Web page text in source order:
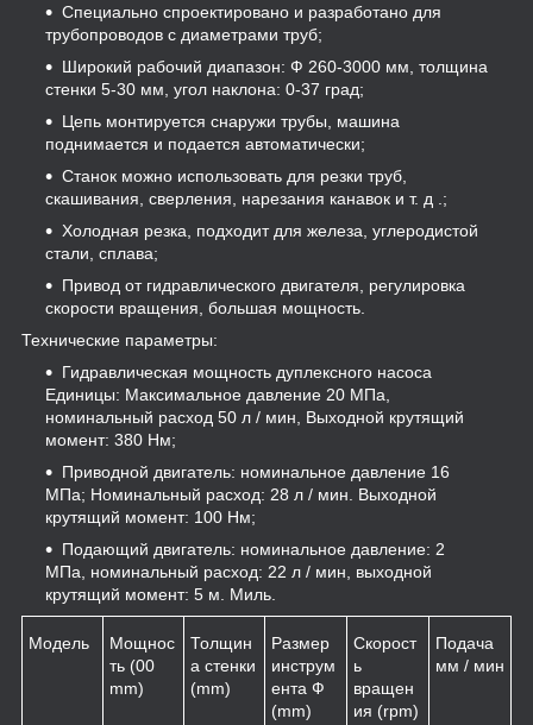
Специально спроектировано и разработано для
трубопроводов с диаметрами труб;
Широкий рабочий диапазон: Ф 260-3000 мм, толщина
стенки 5-30 мм, угол наклона: 0-37 град;
Цепь монтируется снаружи трубы, машина
поднимается и подается автоматически;
Станок можно использовать для резки труб,
скашивания, сверления, нарезания канавок и т. д .;
Холодная резка, подходит для железа, углеродистой
стали, сплава;
Привод от гидравлического двигателя, регулировка
скорости вращения, большая мощность.
Технические параметры:
Гидравлическая мощность дуплексного насоса
Единицы: Максимальное давление 20 МПа,
номинальный расход 50 л / мин, Выходной крутящий
момент: 380 Нм;
Приводной двигатель: номинальное давление 16
МПа; Номинальный расход: 28 л / мин. Выходной
крутящий момент: 100 Нм;
Подающий двигатель: номинальное давление: 2
МПа, номинальный расход: 22 л / мин, выходной
крутящий момент: 5 м. Миль.
Модель
Мощнос
ть (00
mm)
Толщин
а стенки
(mm)
Размер
инструм
ента Ф
(mm)
Скорост
ь
вращен
ия (rpm)
Подача
мм / мин